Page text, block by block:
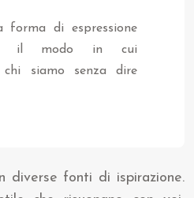
forma di espressione
È il modo in cui
chi siamo senza dire
diverse fonti di ispirazione.